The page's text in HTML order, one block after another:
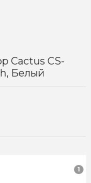
Cactus CS-
Белый
1